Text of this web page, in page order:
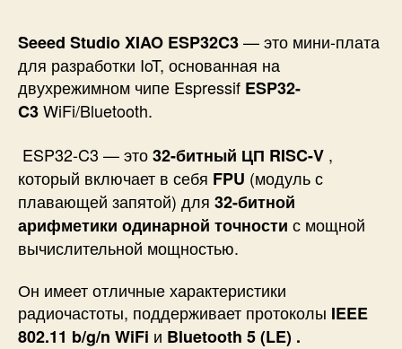
Seeed Studio XIAO ESP32C3— это мини-плата
для разработки IoT, основанная на
двухрежимном чипе Espressif ESP32-
C3WiFi/Bluetooth.
ESP32-C3 — это32-битный ЦП RISC-V ,
который включает в себя FPU (модуль с
плавающей запятой) для 32-битной
арифметики одинарной точности с мощной
вычислительной мощностью.
Он имеет отличные характеристики
радиочастоты, поддерживает протоколы IEEE
802.11 b/g/n WiFi и Bluetooth 5 (LE) .